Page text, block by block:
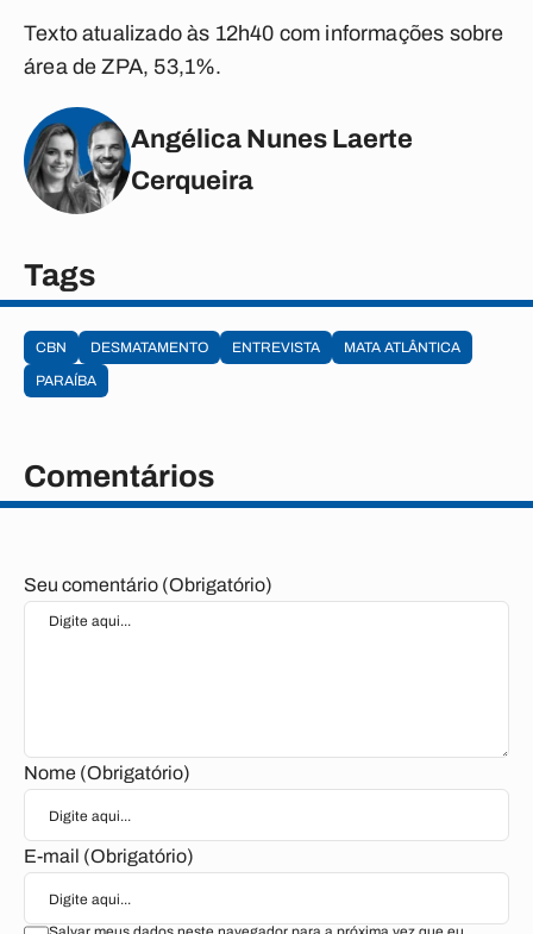
Texto atualizado às 12h40 com informações sobre
área de ZPA, 53,1%.
Angélica Nunes Laerte
Cerqueira
Tags
CBN DESMATAMENTO ENTREVISTA
MATA ATLÂNTICA
PARAÍBA
Comentários
Seu comentário (Obrigatório)
Nome (Obrigatório)
E-mail (Obrigatório)